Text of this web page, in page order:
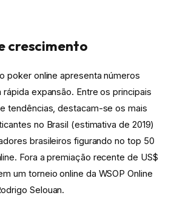
crescimento
poker online apresenta números
expansão. Entre os principais
tendências, destacam-se os mais
no Brasil (estimativa de 2019)
brasileiros figurando no top 50
Fora a premiação recente de US$
um torneio online da WSOP Online
Selouan.